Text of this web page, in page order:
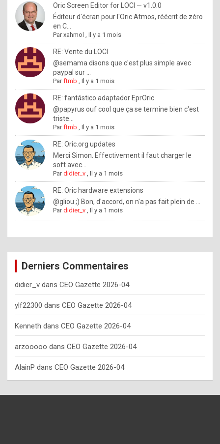
I
f
y
u
w
a
n
t
o
n
o
w
h
o
w
o
t
e
n
y
o
u
s
h
Oric Screen Editor for LOCI — v1.0.0
Éditeur d'écran pour l'Oric Atmos, réécrit de zéro
en C...
Parxahmol ,Il y a 1 mois
RE: Vente du LOCI
@semama disons que c'est plus simple avec
paypal sur ...
Parftmb ,Il y a 1 mois
RE: fantástico adaptador EprOric
@papyrus ouf cool que ça se termine bien c'est
triste...
Parftmb ,Il y a 1 mois
RE: Oric.org updates
Merci Simon. Effectivement il faut charger le
soft avec...
Pardidier_v ,Il y a 1 mois
RE: Oric hardware extensions
@gliou ;) Bon, d'accord, on n'a pas fait plein de ...
Pardidier_v ,Il y a 1 mois
Derniers Commentaires
didier_v dans CEO Gazette 2026-04
ylf22300 dans CEO Gazette 2026-04
Kenneth dans CEO Gazette 2026-04
arzooooo dans CEO Gazette 2026-04
AlainP dans CEO Gazette 2026-04